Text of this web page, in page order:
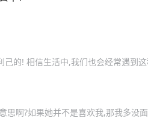
己的! 相信生活中,我们也会经常遇到
思啊?如果她并不是喜欢我,那我多没